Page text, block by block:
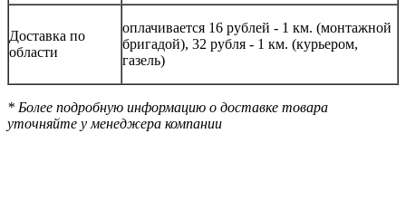
Доставка по
области
оплачивается 16 рублей - 1 км. (монтажной
бригадой), 32 рубля - 1 км. (курьером,
газель)
* Более подробную информацию о доставке товара
уточняйте у менеджера компании